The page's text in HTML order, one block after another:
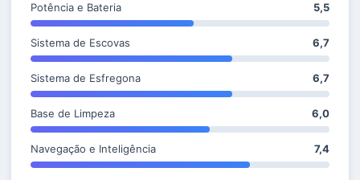
Potência e Bateria 5,5
Sistema de Escovas 6,7
Sistema de Esfregona 6,7
Base de Limpeza 6,0
Navegação e Inteligência 7,4